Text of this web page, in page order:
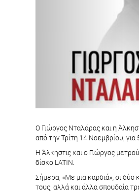
Ο Γιώργος Νταλάρας και η
από την Τρίτη 14 Νοεμβρίου,
Η Άλκηστις και ο Γιώργος
δίσκο LATIN.
Σήμερα, «Με μια καρδιά», οι
τους, αλλά και άλλα σπουδαία